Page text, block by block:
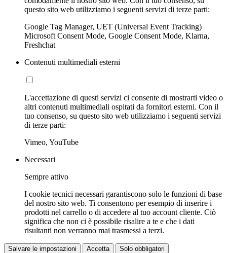
questo sito web utilizziamo i seguenti servizi di terze parti:
Google Tag Manager, UET (Universal Event Tracking)
Microsoft Consent Mode, Google Consent Mode, Klarna,
Freshchat
Contenuti multimediali esterni
L'accettazione di questi servizi ci consente di mostrarti video o
altri contenuti multimediali ospitati da fornitori esterni. Con il
tuo consenso, su questo sito web utilizziamo i seguenti servizi
di terze parti:
Vimeo, YouTube
Necessari
Sempre attivo
I cookie tecnici necessari garantiscono solo le funzioni di base
del nostro sito web. Ti consentono per esempio di inserire i
prodotti nel carrello o di accedere al tuo account cliente. Ciò
significa che non ci è possibile risalire a te e che i dati
risultanti non verranno mai trasmessi a terzi.
Salvare le impostazioni Accetta Solo obbligatori